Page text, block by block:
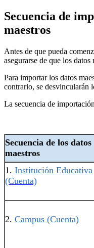
Secuencia de
maestros
Antes de que pueda
asegurarse de que los datos
Para importar los datos
contrario, se desvincularán
La secuencia de
Secuencia de los datos
maestros
1. Institución Educativa
(Cuenta)
2. Campus (Cuenta)